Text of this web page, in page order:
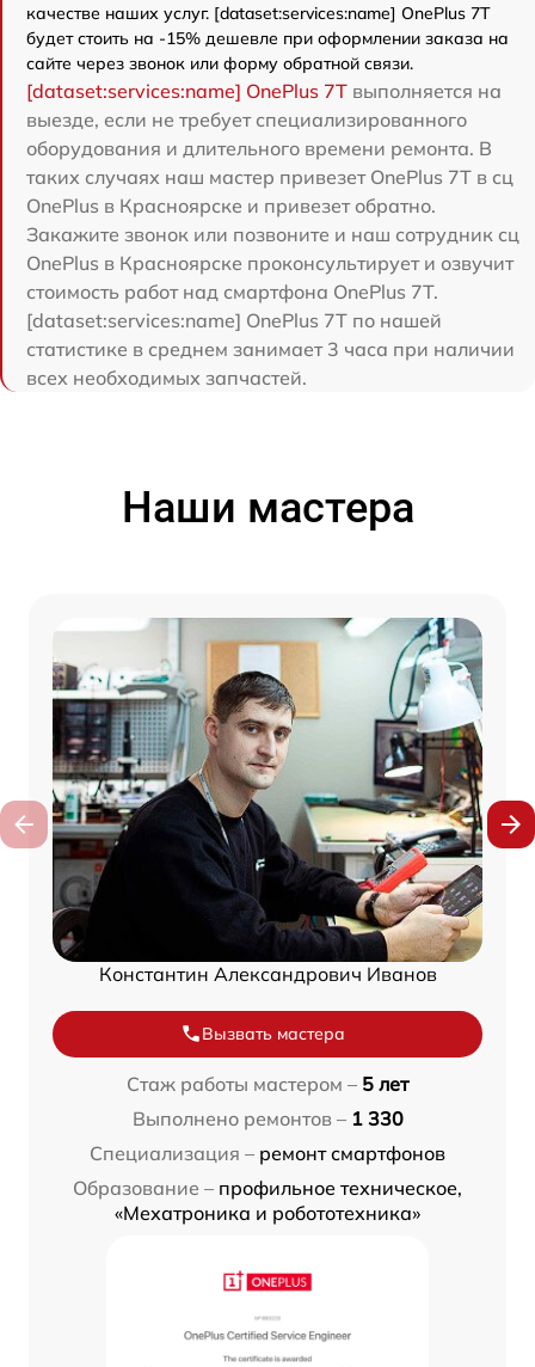
качестве наших услуг. [dataset:services:name] OnePlus 7T
будет стоить на -15% дешевле при оформлении заказа на
сайте через звонок или форму обратной связи.
[dataset:services:name] OnePlus 7T выполняется на
выезде, если не требует специализированного
оборудования и длительного времени ремонта. В
таких случаях наш мастер привезет OnePlus 7T в сц
OnePlus в Красноярске и привезет обратно.
Закажите звонок или позвоните и наш сотрудник сц
OnePlus в Красноярске проконсультирует и озвучит
стоимость работ над смартфона OnePlus 7T.
[dataset:services:name] OnePlus 7T по нашей
статистике в среднем занимает 3 часа при наличии
всех необходимых запчастей.
Наши мастера
Константин Александрович Иванов
Вызвать мастера
Стаж работы мастером – 5 лет
Выполнено ремонтов – 1 330
Специализация – ремонт смартфонов
Образование – профильное техническое,
«Мехатроника и робототехника»